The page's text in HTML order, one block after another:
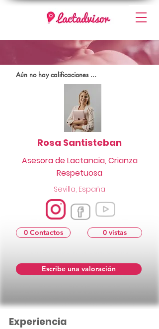
Aún no hay calificaciones ...
Escribe una valoración
0 Contactos
Sevilla, España
Rosa Santisteban
Asesora de Lactancia, Crianza
Respetuosa
0 vistas
Experiencia